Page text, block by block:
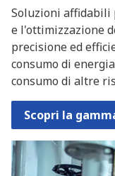
Soluzioni affidabili
e l'ottimizzazione
precisione ed
consumo di
consumo di altre
Scopri la